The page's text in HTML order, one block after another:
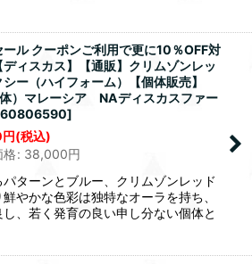
ール クーポンご利用で更に10％OFF対
ィスカス】【通販】クリムゾンレッ
シー（ハイフォーム）【個体販売】
）マレーシア NAディスカスファー
]
円(税込)
格: 38,000円
ターンとブルー、クリムゾンレッド
やかな色彩は独特なオーラを持ち、
、若く発育の良い申し分ない個体と